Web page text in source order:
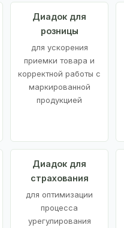
Диадок для
розницы
для ускорения
приемки товара и
корректной работы с
маркированной
продукцией
Диадок для
страхования
для оптимизации
процесса
урегулирования